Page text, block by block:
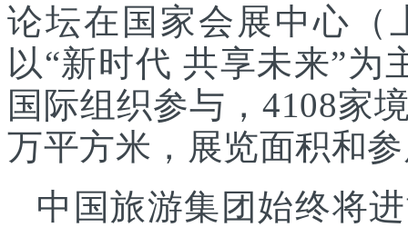
论坛在国家会展中心（
以“新时代 共享未来”为
国际组织参与，4108家
万平方米，展览面积和
中国旅游集团始终将